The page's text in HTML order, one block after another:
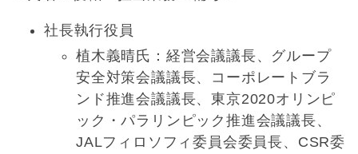
社長執行役員
植木義晴氏：経営会議議長、グループ
安全対策会議議長、コーポレートブラ
ンド推進会議議長、東京2020オリンピ
ック・パラリンピック推進会議議長、
JALフィロソフィ委員会委員長、CSR委